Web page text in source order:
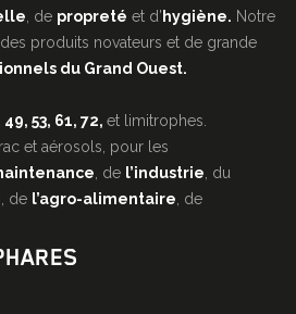
, de propreté et d’ hygiène. Notre
produits novateurs et de grande
du Grand Ouest.
49, 53, 61, 72, et limitrophes.
et aérosols, pour les
, de l’industrie , du
, de l’agro-alimentaire , de